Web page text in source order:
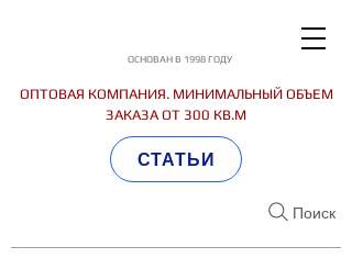
ОСНОВАН В 1998 ГОДУ
ОПТОВАЯ КОМПАНИЯ. МИНИМАЛЬНЫЙ ОБЪЕМ
ЗАКАЗА ОТ 300 КВ.М
Поиск
СТАТЬИ